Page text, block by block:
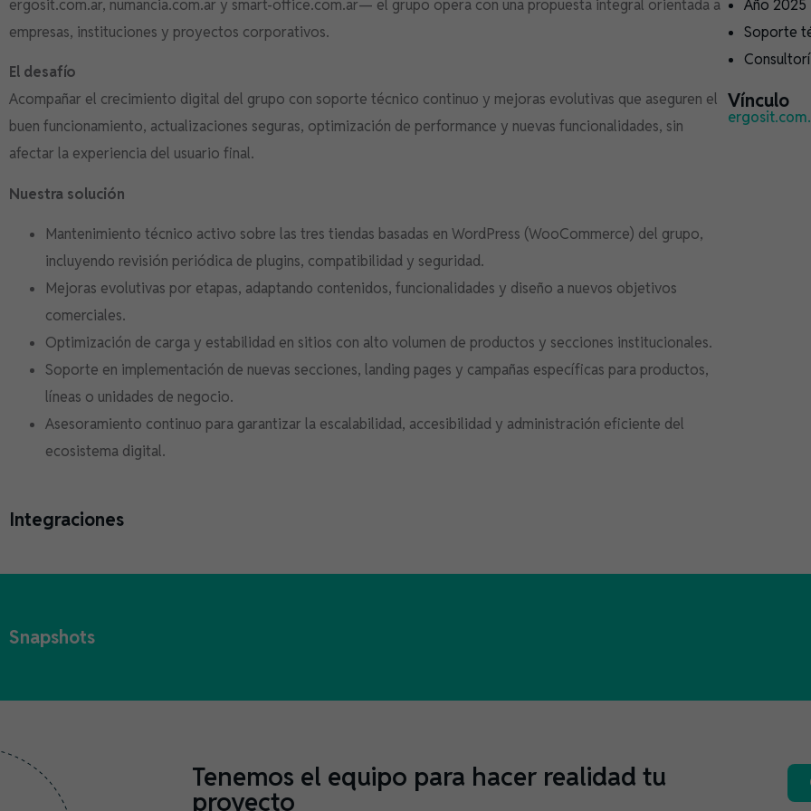
ergosit.com.ar, numancia.com.ar y smart-office.com.ar— el grupo opera con una propuesta integral orientada a
empresas, instituciones y proyectos corporativos.
El desafío
Acompañar el crecimiento digital del grupo con soporte técnico continuo y mejoras evolutivas que aseguren el
buen funcionamiento, actualizaciones seguras, optimización de performance y nuevas funcionalidades, sin
afectar la experiencia del usuario final.
Nuestra solución
Mantenimiento técnico activo sobre las tres tiendas basadas en WordPress (WooCommerce) del grupo,
incluyendo revisión periódica de plugins, compatibilidad y seguridad.
Mejoras evolutivas por etapas, adaptando contenidos, funcionalidades y diseño a nuevos objetivos
comerciales.
Optimización de carga y estabilidad en sitios con alto volumen de productos y secciones institucionales.
Soporte en implementación de nuevas secciones, landing pages y campañas específicas para productos,
líneas o unidades de negocio.
Asesoramiento continuo para garantizar la escalabilidad, accesibilidad y administración eficiente del
ecosistema digital.
Integraciones
Año 2025
Soporte
Vínculo
Snapshots
Tenemos el equipo para hacer realidad tu
proyecto